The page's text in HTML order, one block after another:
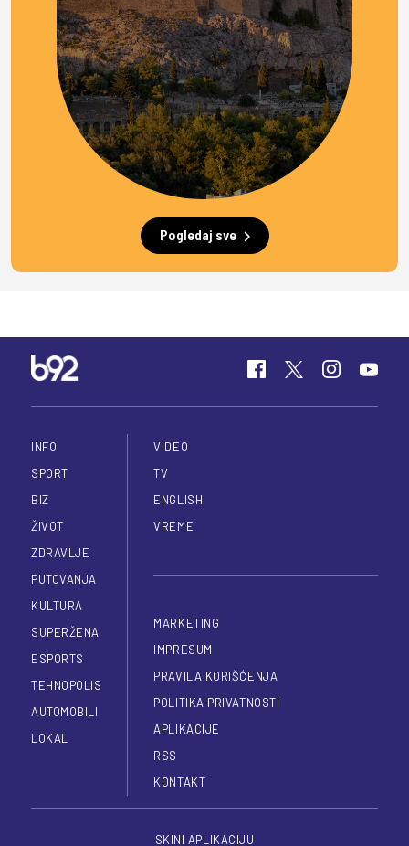
Pogledaj sve
INFO
SPORT
BIZ
ŽIVOT
ZDRAVLJE
PUTOVANJA
KULTURA
SUPERŽENA
ESPORTS
TEHNOPOLIS
AUTOMOBILI
LOKAL
VIDEO
TV
ENGLISH
VREME
MARKETING
IMPRESUM
PRAVILA KORIŠĆENJA
POLITIKA PRIVATNOSTI
APLIKACIJE
RSS
KONTAKT
SKINI APLIKACIJU